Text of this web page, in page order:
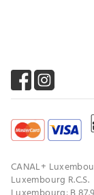
CANAL+
Luxembourg R.C.S.